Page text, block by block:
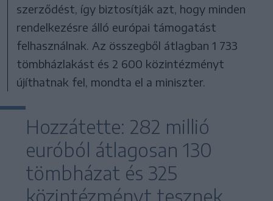
szerződést, így biztosítják azt, hogy minden
rendelkezésre álló európai támogatást
felhasználnak. Az összegből átlagban 1 733
tömbházlakást és 2 600 közintézményt
újíthatnak fel, mondta el a miniszter.
Hozzátette: 282 millió
euróból átlagosan 130
tömbházat és 325
közintézményt tesznek